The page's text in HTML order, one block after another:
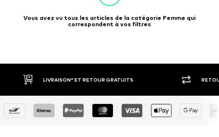
Vous avez vu tous les articles de la catégorie Femme qui
correspondent à vos filtres
RETOUR SOUS 30 JOURS